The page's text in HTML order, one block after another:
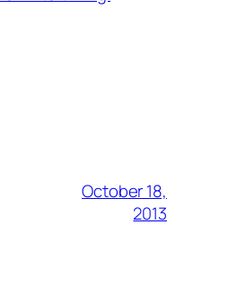
October 18,
2013